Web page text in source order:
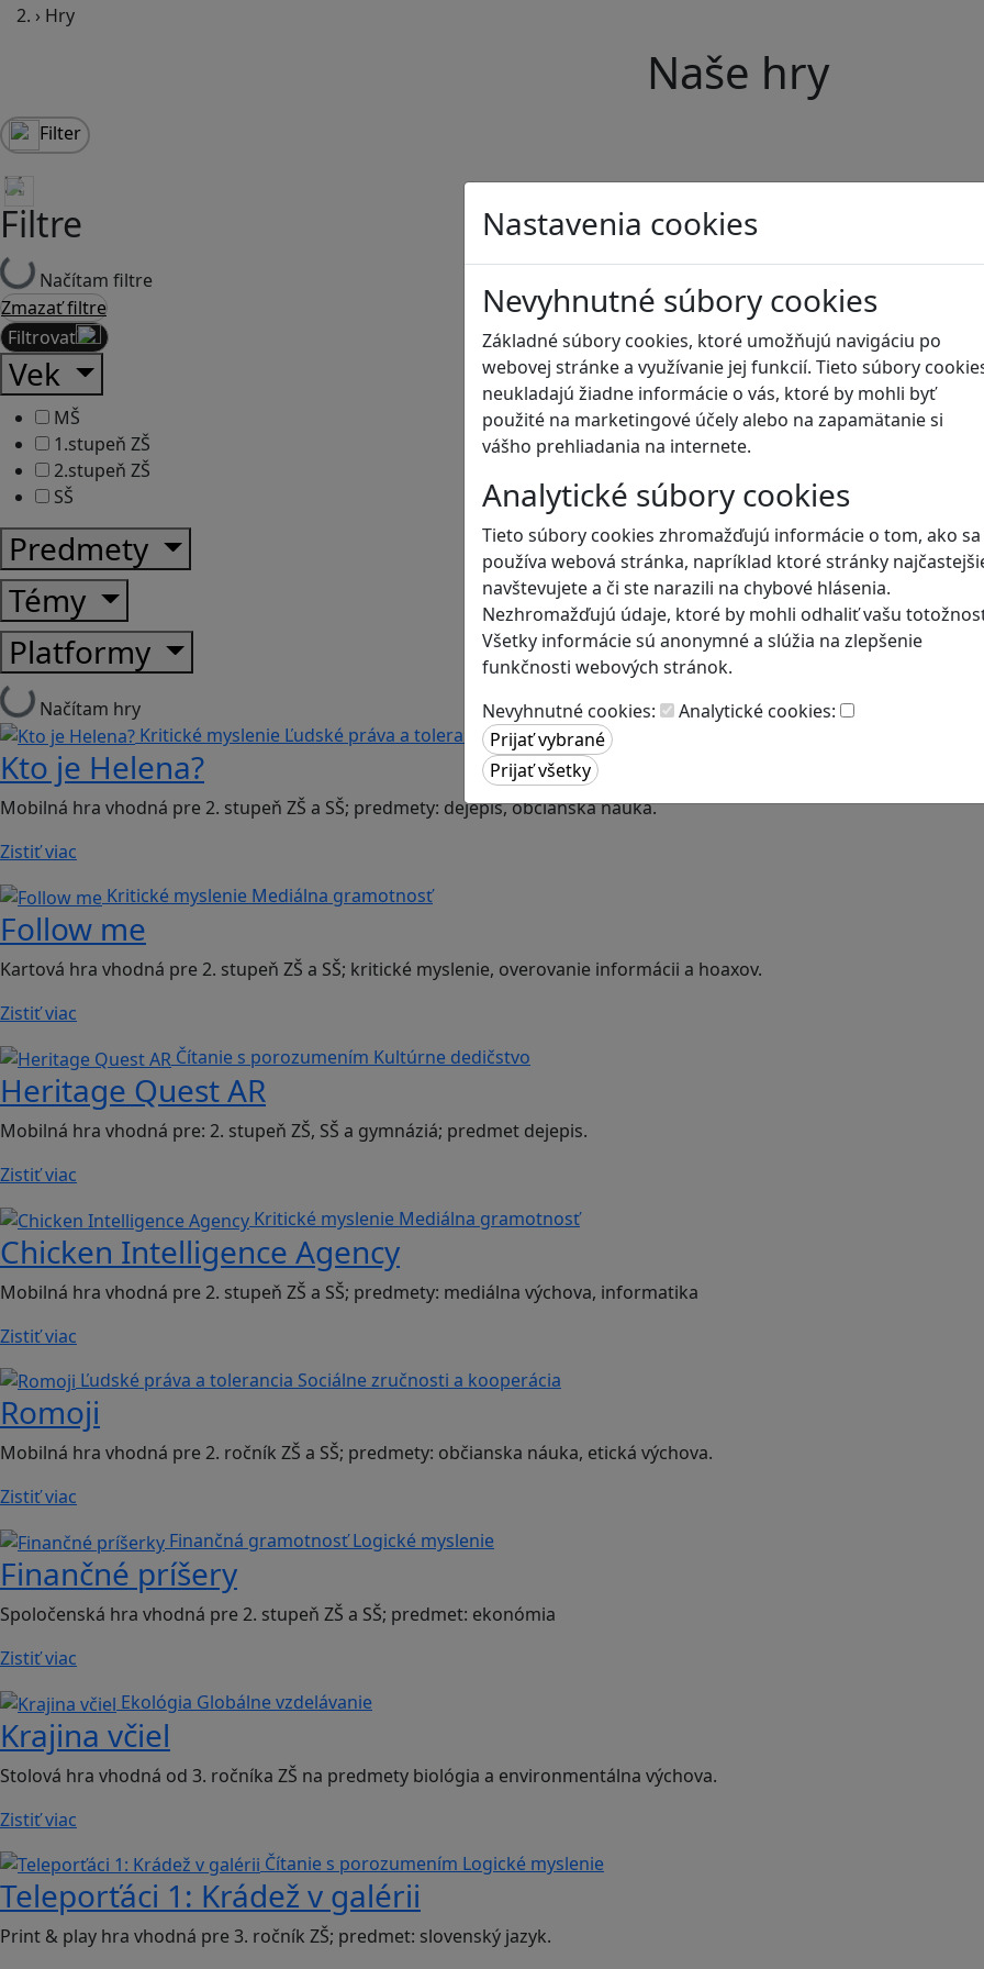
Nastavenia cookies
Nevyhnutné súbory cookies
Základné súbory cookies, ktoré umožňujú navigáciu po
webovej stránke a využívanie jej funkcií. Tieto súbory
neukladajú žiadne informácie o vás, ktoré by mohli byť
použité na marketingové účely alebo na zapamätanie si
vášho prehliadania na internete.
Analytické súbory cookies
Tieto súbory cookies zhromažďujú informácie o tom, ako sa
používa webová stránka, napríklad ktoré stránky
navštevujete a či ste narazili na chybové hlásenia.
Nezhromažďujú údaje, ktoré by mohli odhaliť vašu
Všetky informácie sú anonymné a slúžia na zlepšenie
funkčnosti webových stránok.
Nevyhnutné cookies:
Analytické cookies:
› Hry
Naše hry
Filter
Filtre
Načítam filtre
Zmazať filtre
Filtrovať
Vek
MŠ
1.stupeň ZŠ
2.stupeň ZŠ
SŠ
Predmety
Témy
Platformy
Načítam hry
Kritické myslenie Ľudské práva a tolerancia
Kto je Helena?
Mobilná hra vhodná pre 2. stupeň ZŠ a SŠ; predmety: dejepis, občianska náuka.
Zistiť viac
Kritické myslenie Mediálna gramotnosť
Follow me
Kartová hra vhodná pre 2. stupeň ZŠ a SŠ; kritické myslenie, overovanie informácii a hoaxov.
Zistiť viac
Čítanie s porozumením Kultúrne dedičstvo
Heritage Quest AR
Mobilná hra vhodná pre: 2. stupeň ZŠ, SŠ a gymnáziá; predmet dejepis.
Zistiť viac
Kritické myslenie Mediálna gramotnosť
Chicken Intelligence Agency
Mobilná hra vhodná pre 2. stupeň ZŠ a SŠ; predmety: mediálna výchova, informatika
Zistiť viac
Ľudské práva a tolerancia Sociálne zručnosti a kooperácia
Romoji
Mobilná hra vhodná pre 2. ročník ZŠ a SŠ; predmety: občianska náuka, etická výchova.
Zistiť viac
Finančná gramotnosťLogické myslenie
Finančné príšery
Spoločenská hra vhodná pre 2. stupeň ZŠ a SŠ; predmet: ekonómia
Zistiť viac
Ekológia Globálne vzdelávanie
Krajina včiel
Stolová hra vhodná od 3. ročníka ZŠ na predmety biológia a environmentálna výchova.
Zistiť viac
Čítanie s porozumením Logické myslenie
Teleporťáci 1: Krádež v galérii
Print & play hra vhodná pre 3. ročník ZŠ; predmet: slovenský jazyk.